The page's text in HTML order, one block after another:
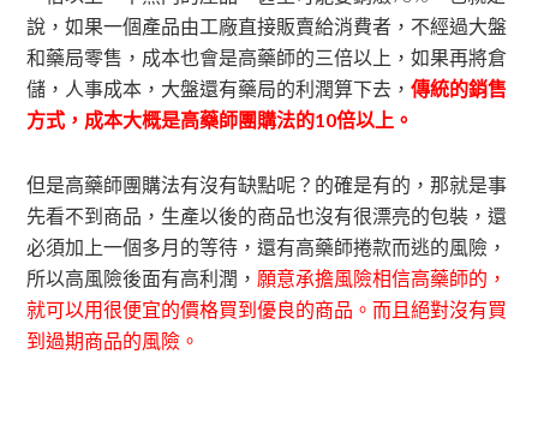
說，如果一個產品由工廠直接販賣給消費者，不經過大盤
和藥局零售，成本也會是高藥師的三倍以上，如果再將倉
儲，人事成本，大盤還有藥局的利潤算下去，傳統的銷售
方式，成本大概是高藥師團購法的10倍以上。
但是高藥師團購法有沒有缺點呢？的確是有的，那就是事
先看不到商品，生產以後的商品也沒有很漂亮的包裝，還
必須加上一個多月的等待，還有高藥師捲款而逃的風險，
所以高風險後面有高利潤， 願意承擔風險相信高藥師的，
就可以用很便宜的價格買到優良的商品。而且絕對沒有買
到過期商品的風險。